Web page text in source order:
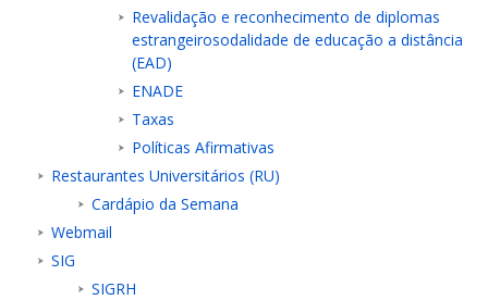
Revalidação e reconhecimento de diplomas
estrangeirosodalidade de educação a distância
(EAD)
ENADE
Taxas
Políticas Afirmativas
Restaurantes Universitários (RU)
Cardápio da Semana
Webmail
SIG
SIGRH